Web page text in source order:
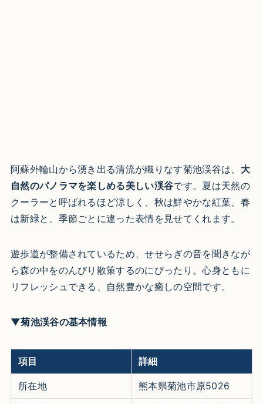
阿蘇外輪山から湧き出る清流が織りなす菊池渓谷は、 大
自然のパノラマを楽しめる美しい渓谷です。夏は天然の
クーラーと呼ばれるほど涼しく、秋は鮮やかな紅葉、春
は新緑と、季節ごとに違った表情を見せてくれます。
遊歩道が整備されているため、せせらぎの音を聞きなが
ら森の中をのんびり散策するのにぴったり。心身ともに
リフレッシュできる、自然豊かな癒しの空間です。
▼菊池渓谷の基本情報
項目 詳細
所在地 熊本県菊池市原5026